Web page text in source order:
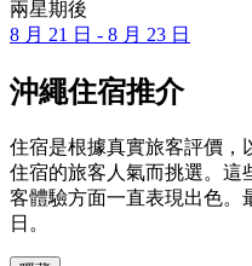
兩星期後
8 月 21 日 - 8 月 23 日
沖繩住宿推介
住宿是根據真實旅客評價，
住宿的旅客人氣而挑選。這
客體驗方面一直表現出色。
日 。